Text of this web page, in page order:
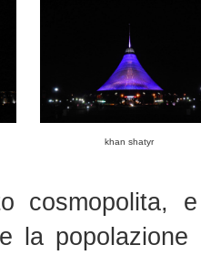
khan shatyr
cosmopolita,
la